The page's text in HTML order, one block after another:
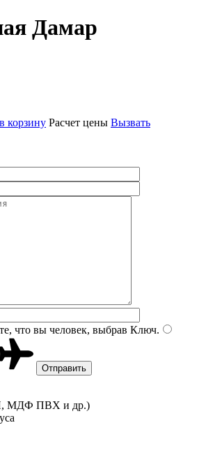
Дамар
корзину Расчет цены Вызвать
что вы человек, выбрав Ключ.
МДФ ПВХ и др.)